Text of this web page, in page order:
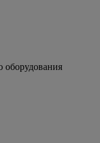
оборудования